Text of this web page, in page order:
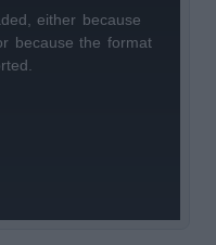
either because
because the format